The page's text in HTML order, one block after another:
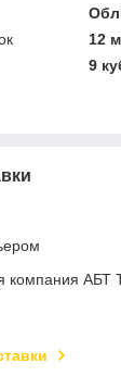
12
9
компания АБТ